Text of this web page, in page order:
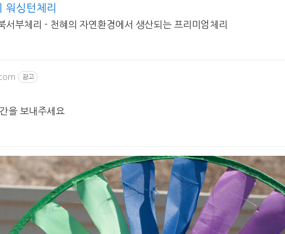
워싱턴체리
서부체리 - 천혜의 자연환경에서 생산되는 프리미엄체리
광고
을 보내주세요